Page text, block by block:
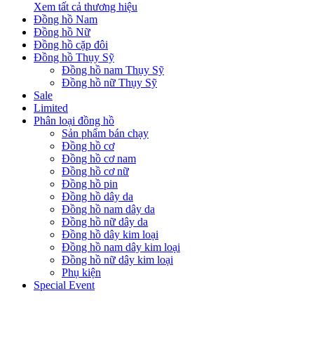
Xem tất cả thương hiệu
Đồng hồ Nam
Đồng hồ Nữ
Đồng hồ cặp đôi
Đồng hồ Thụy Sỹ
Đồng hồ nam Thụy Sỹ
Đồng hồ nữ Thụy Sỹ
Sale
Limited
Phân loại đồng hồ
Sản phẩm bán chạy
Đồng hồ cơ
Đồng hồ cơ nam
Đồng hồ cơ nữ
Đồng hồ pin
Đồng hồ dây da
Đồng hồ nam dây da
Đồng hồ nữ dây da
Đồng hồ dây kim loại
Đồng hồ nam dây kim loại
Đồng hồ nữ dây kim loại
Phụ kiện
Special Event